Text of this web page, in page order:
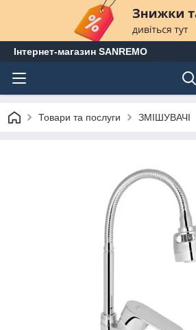
Інтернет-магазин SANREMO
Товари та послуги ЗМІШУВАЧІ